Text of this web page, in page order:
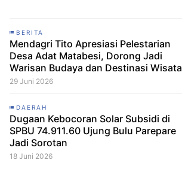
BERITA
Mendagri Tito Apresiasi Pelestarian
Desa Adat Matabesi, Dorong Jadi
Warisan Budaya dan Destinasi Wisata
29 Juni 2026
DAERAH
Dugaan Kebocoran Solar Subsidi di
SPBU 74.911.60 Ujung Bulu Parepare
Jadi Sorotan
18 Juni 2026